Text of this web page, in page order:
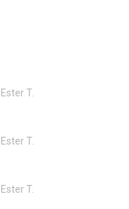
T.
T.
T.